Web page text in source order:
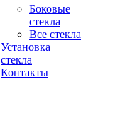
Боковые
стекла
Все стекла
Установка
стекла
Контакты